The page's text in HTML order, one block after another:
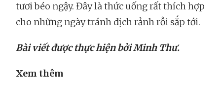
tươi béo ngậy. Đây là thức uống rất thích hợp
cho những ngày tránh dịch rảnh rỗi sắp tới.
Bài viết được thực hiện bởi Minh Thư.
Xem thêm